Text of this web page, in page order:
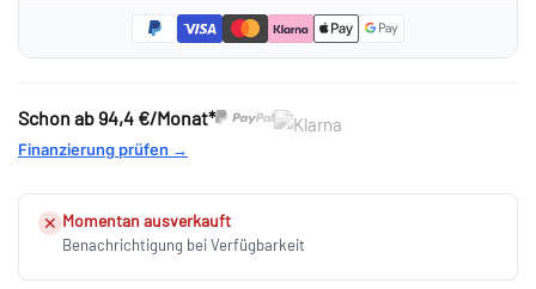
Schon ab 94,4 €/Monat*
Finanzierung prüfen →
✕ Momentan ausverkauft
Benachrichtigung bei Verfügbarkeit